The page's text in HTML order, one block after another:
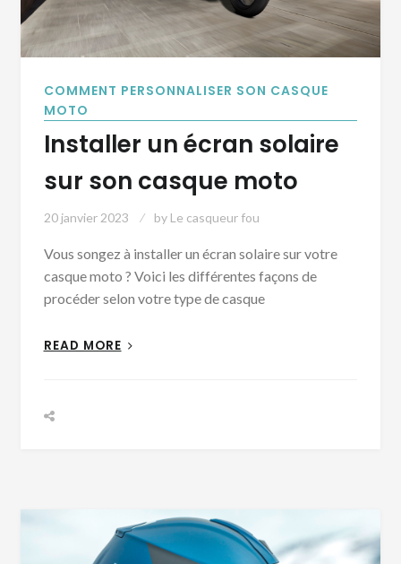
COMMENT PERSONNALISER SON CASQUE
MOTO
Installer un écran solaire
sur son casque moto
20 janvier 2023 by Le casqueur fou
Vous songez à installer un écran solaire sur votre
casque moto ? Voici les différentes façons de
procéder selon votre type de casque
READ MORE